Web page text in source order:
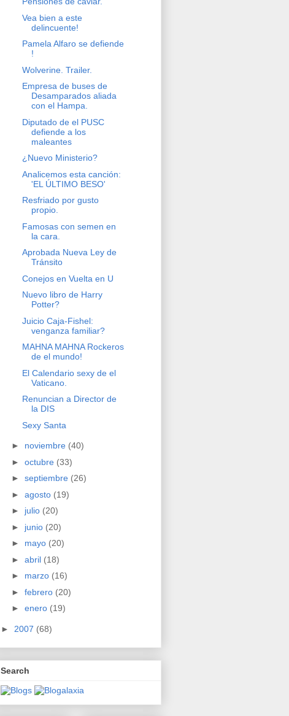
Vea bien a este
delincuente!
Pamela Alfaro se defiende
!
Wolverine. Trailer.
Empresa de buses de
Desamparados aliada
con el Hampa.
Diputado de el PUSC
defiende a los
maleantes
¿Nuevo Ministerio?
Analicemos esta canción:
'EL ÚLTIMO BESO'
Resfriado por gusto
propio.
Famosas con semen en
la cara.
Aprobada Nueva Ley de
Tránsito
Conejos en Vuelta en U
Nuevo libro de Harry
Potter?
Juicio Caja-Fishel:
venganza familiar?
MAHNA MAHNA Rockeros
de el mundo!
El Calendario sexy de el
Vaticano.
Renuncian a Director de
la DIS
Sexy Santa
► noviembre (40)
► octubre (33)
► septiembre (26)
► agosto (19)
► julio (20)
► junio (20)
► mayo (20)
► abril (18)
► marzo (16)
► febrero (20)
► enero (19)
► 2007 (68)
Search